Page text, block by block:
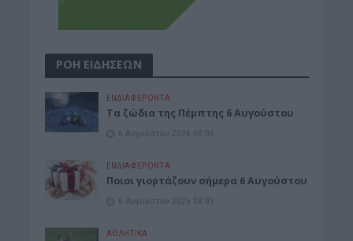
ΡΟΗ ΕΙΔΗΣΕΩΝ
ΕΝΔΙΑΦΕΡΟΝΤΑ
Tα ζώδια της Πέμπτης 6 Αυγούστου
6 Αυγούστου 2026 08:06
ΕΝΔΙΑΦΕΡΟΝΤΑ
Ποιοι γιορτάζουν σήμερα 6 Αυγούστου
6 Αυγούστου 2026 08:03
ΑΘΛΗΤΙΚΑ